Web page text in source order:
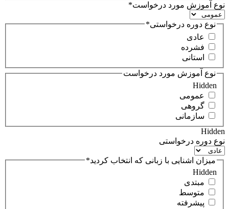
نوع آموزش مورد درخواست*
نوع دوره درخواستی*
عادی
فشرده
استانی
Hidden
نوع آموزش مورد درخواست
عمومی
گروهی
سازمانی
Hidden
نوع دوره درخواستی
Hidden
میزان اشنایی با زبانی که انتخاب کردید*
مبتدی
متوسط
پیشرفته